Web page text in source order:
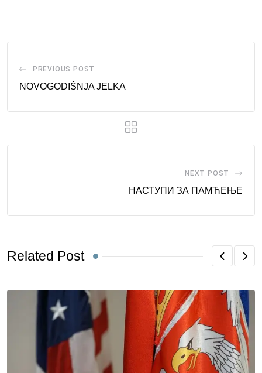
PREVIOUS POST
NOVOGODIŠNJA JELKA
NEXT POST
НАСТУПИ ЗА ПАМЋЕЊЕ
Related Post